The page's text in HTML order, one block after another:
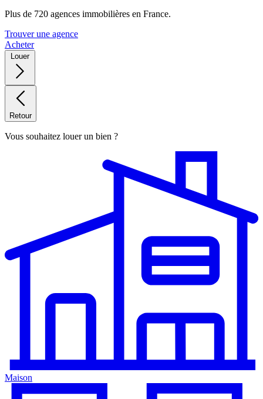
Plus de 720 agences immobilières en France.
Trouver une agence
Acheter
Louer
Retour
Vous souhaitez louer un bien ?
Maison